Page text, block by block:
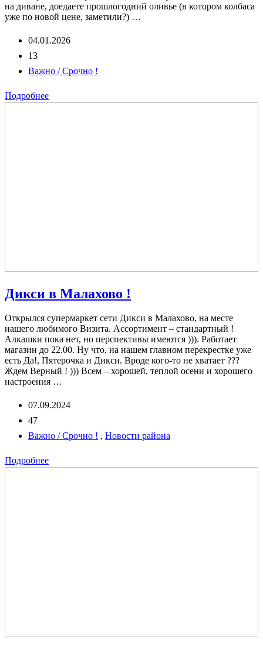
на диване, доедаете прошлогодний оливье (в котором колбаса
уже по новой цене, заметили?) …
04.01.2026
13
Важно / Срочно !
Подробнее
Дикси в Малахово !
Открылся супермаркет сети Дикси в Малахово, на месте
нашего любимого Визита. Ассортимент – стандартный !
Алкашки пока нет, но перспективы имеются ))). Работает
магазин до 22.00. Ну что, на нашем главном перекрестке уже
есть Да!, Пятерочка и Дикси. Вроде кого-то не хватает ???
Ждем Верный ! ))) Всем – хорошей, теплой осени и хорошего
настроения …
07.09.2024
47
Важно / Срочно ! , Новости района
Подробнее